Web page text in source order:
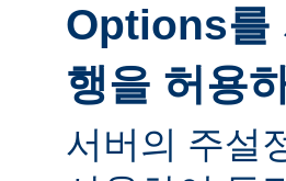
Options를
행을 허용
서버의 주설